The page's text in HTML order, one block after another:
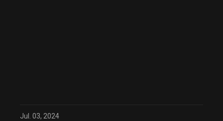
Jul. 03, 2024